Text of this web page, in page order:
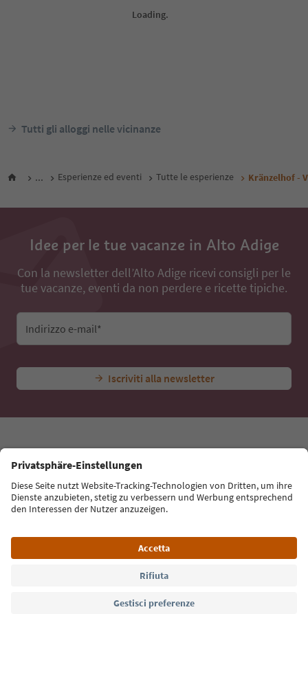
Tutti gli alloggi nelle vicinanze
... Esperienze ed eventi Tutte le esperienze Kränzelhof -
Idee per le tue vacanze in Alto Adige
Con la newsletter dell’Alto Adige ricevi consigli per le
tue vacanze, eventi da non perdere e ricette tipiche.
Indirizzo e-mail*
Iscriviti alla newsletter
Südtirol Guide App